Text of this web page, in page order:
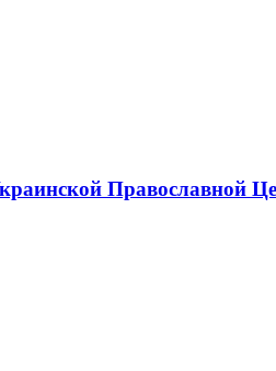
Православной